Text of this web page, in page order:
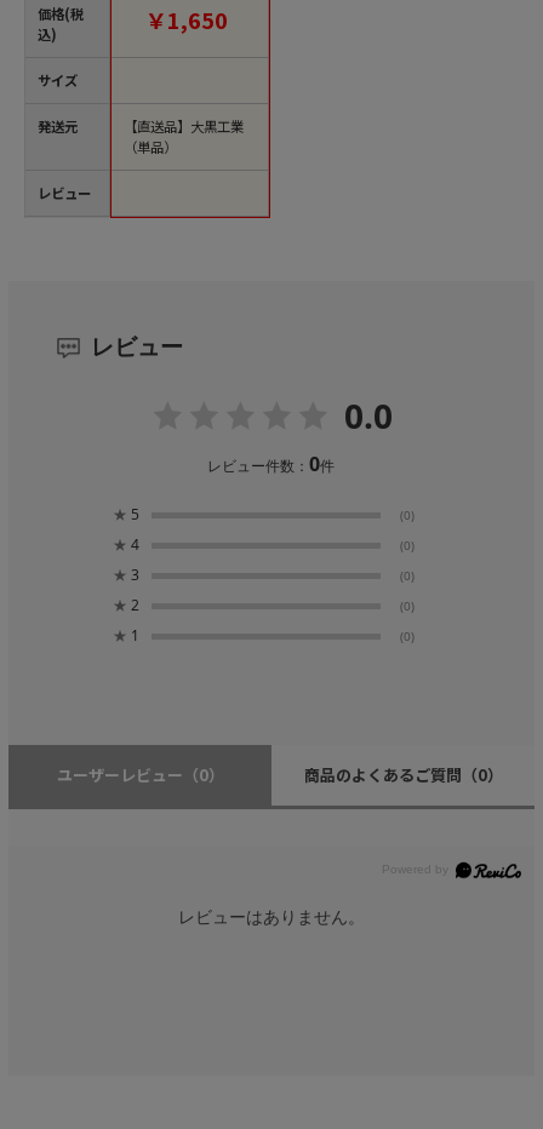
価格(税
込)
サイズ
発送元
レビュー
￥1,650
【直送品】大黒工業
（単品）
レビュー
0.0
レビュー件数：0件
★ 5 (0)
★ 4 (0)
★ 3 (0)
★ 2 (0)
★ 1 (0)
ユーザーレビュー （0） 商品のよくあるご質問 （0）
レビューはありません。